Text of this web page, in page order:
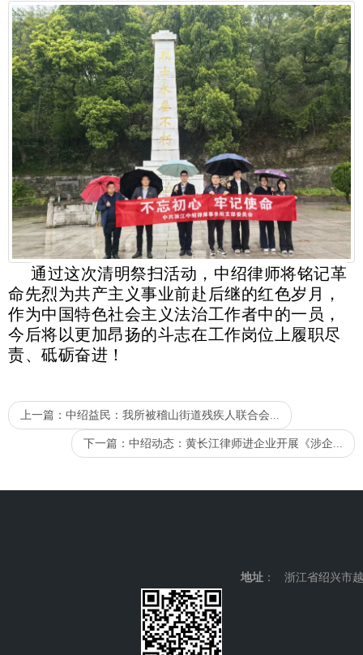
通过这次清明祭扫活动，中绍律师将铭记革
命先烈为共产主义事业前赴后继的红色岁月，
作为中国特色社会主义法治工作者中的一员，
今后将以更加昂扬的斗志在工作岗位上履职尽
责、砥砺奋进！
上一篇： 中绍益民：我所被稽山街道残疾人联合会...
下一篇： 中绍动态：黄长江律师进企业开展《涉企...
地址 ： 浙江省绍兴市